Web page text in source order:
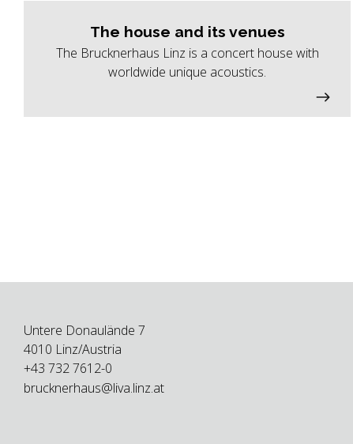
The house and its venues
The Brucknerhaus Linz is a concert house with
worldwide unique acoustics.
Untere Donaulände 7
4010 Linz/Austria
+43 732 7612-0
brucknerhaus@liva.linz.at